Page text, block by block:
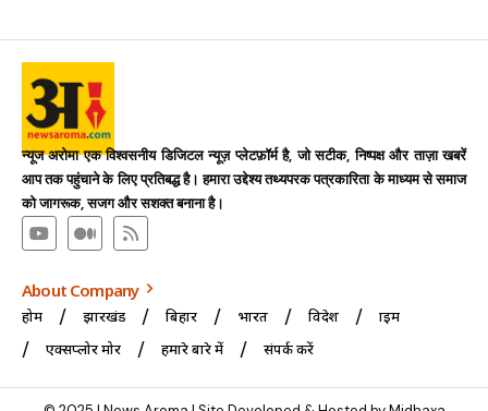
न्यूज अरोमा एक विश्वसनीय डिजिटल न्यूज़ प्लेटफ़ॉर्म है, जो सटीक, निष्पक्ष और ताज़ा खबरें
आप तक पहुंचाने के लिए प्रतिबद्ध है। हमारा उद्देश्य तथ्यपरक पत्रकारिता के माध्यम से समाज
को जागरूक, सजग और सशक्त बनाना है।
About Company
होम झारखंड बिहार भारत विदेश
क्राइम
एक्सप्लोर मोर
हमारे बारे में संपर्क करें